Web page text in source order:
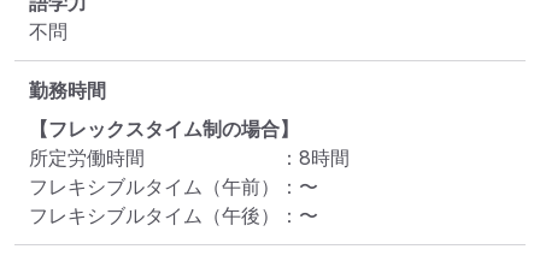
不問
勤務時間
【フレックスタイム制の場合】
所定労働時間
： 8時間
フレキシブルタイム（午前）
： 〜
フレキシブルタイム（午後）
： 〜